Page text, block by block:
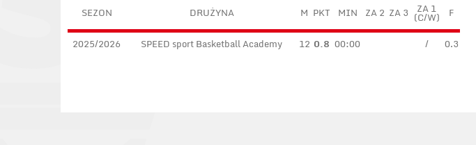
SEZON DRUŻYNA M PKT MIN ZA 2 ZA 3 ZA 1
(C/W) F
2025/2026 SPEED sport Basketball Academy 12 0.8 00:00 / 0.3